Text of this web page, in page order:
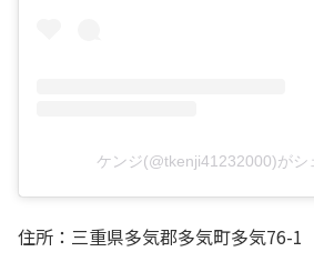
ケンジ(@tkenji41232000)がシ
住所：三重県多気郡多気町多気76-1